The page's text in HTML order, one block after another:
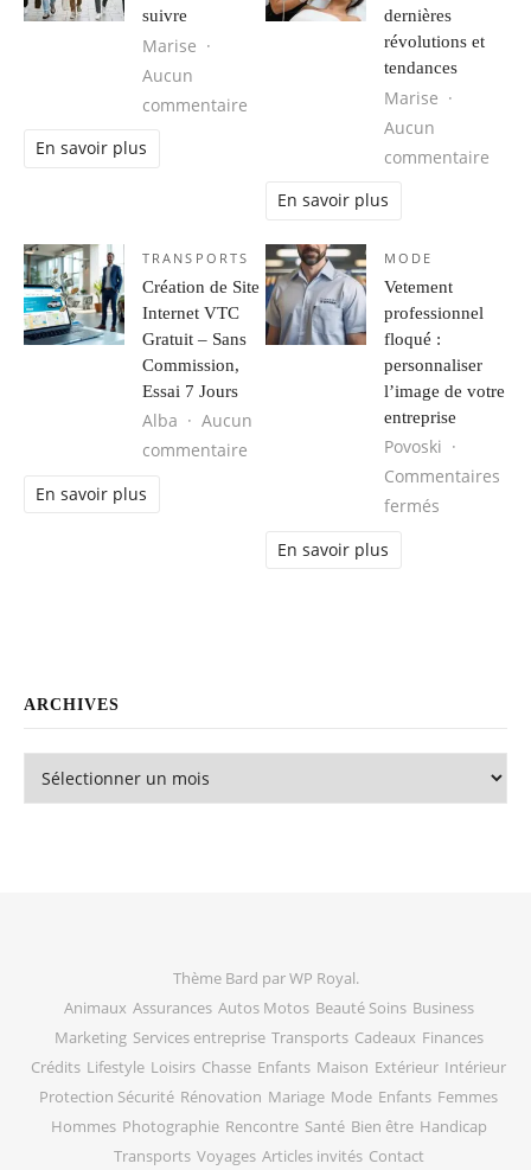
suivre
Marise
Aucun
commentaire sur Les tendances mode homme à
En savoir plus
dernières
révolutions et
tendances
Marise
Aucun
commentaire
En savoir plus
TRANSPORTS
Création de Site
Internet VTC
Gratuit – Sans
Commission,
Essai 7 Jours
Alba
Aucun
commentaire sur Création de Site Internet VTC
En savoir plus
MODE
Vetement
professionnel
floqué :
personnaliser
l’image de votre
entreprise
Povoski
Commentaires
fermés
En savoir plus
ARCHIVES
Archives
Thème Bard parWP Royal.
Animaux Assurances Autos Motos Beauté Soins Business
Marketing Services entreprise Transports Cadeaux Finances
Crédits Lifestyle Loisirs Chasse Enfants Maison Extérieur Intérieur
Protection Sécurité Rénovation Mariage Mode Enfants Femmes
Hommes Photographie Rencontre Santé Bien être Handicap
Transports Voyages Articles invités Contact